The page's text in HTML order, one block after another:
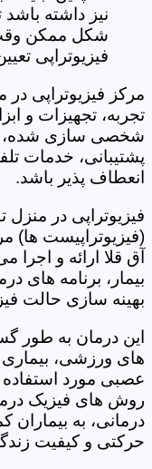
نیز داشته باشد
شکل ممکن وقت
فیزیوتراپی
مرکز فیزیوتراپی
تجربه، تجهیزات و
شخصی سازی شده،
پشتیبانی، خدمات
انعطاف پذیر باشد.
فیزیوتراپی در
(فیزیوتراپیست ها)
آق قلا ارائه و اجرا
بیمار، برنامه های
بهینه سازی حالت
این درمان به طور
های ورزشی،
عصبی مورد استفاده
روش های فیزیک
درمانی، به
حرکتی و کیفیت